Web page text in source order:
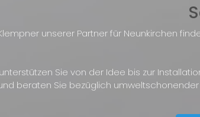
unserer Partner für Neunkirchen
Sie von der Idee bis zur
beraten Sie bezüglich